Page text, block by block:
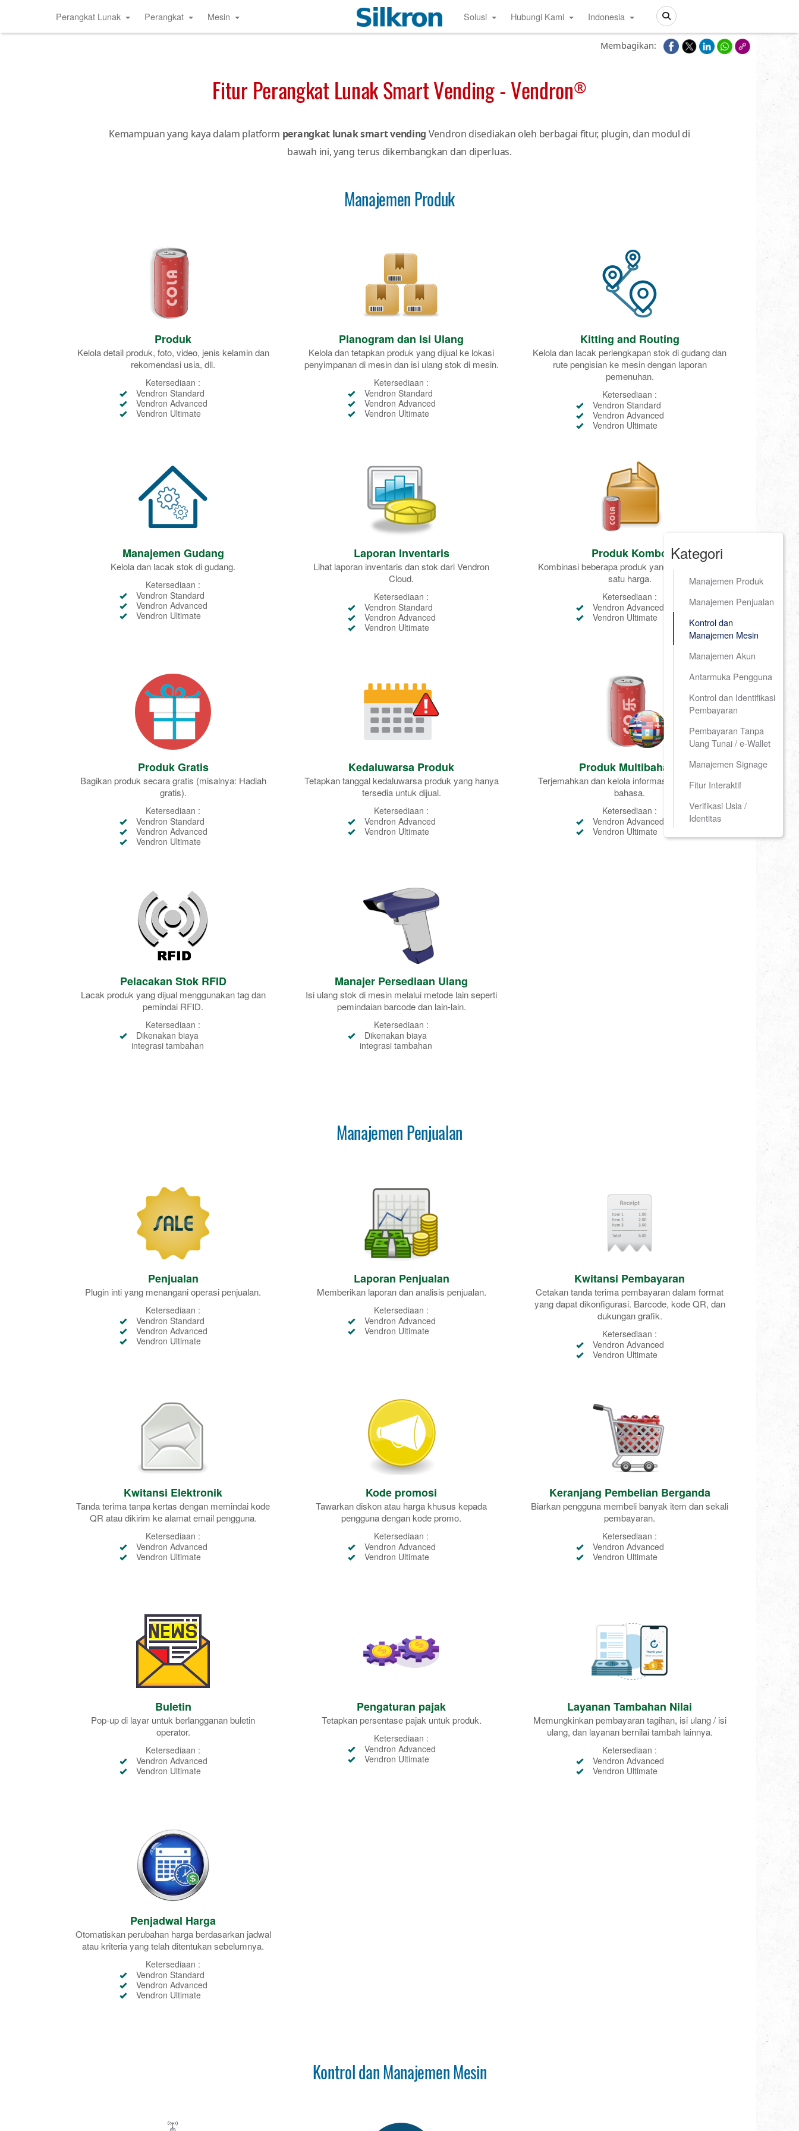
Search
Perangkat Lunak Perangkat Mesin Solusi Hubungi Kami Indonesia
Membagikan:
Kategori
Manajemen Produk
Manajemen Penjualan
Kontrol dan
Manajemen Mesin
Manajemen Akun
Antarmuka Pengguna
Kontrol dan Identifikasi
Pembayaran
Pembayaran Tanpa
Uang Tunai / e-Wallet
Manajemen Signage
Fitur Interaktif
Verifikasi Usia /
Identitas
Fitur Perangkat Lunak Smart Vending - Vendron®
Kemampuan yang kaya dalam platform perangkat lunak smart vending Vendron disediakan oleh berbagai fitur, plugin, dan modul di
bawah ini, yang terus dikembangkan dan diperluas.
Manajemen Produk
Produk
Kelola detail produk, foto, video, jenis kelamin dan
rekomendasi usia, dll.
Ketersediaan :
Vendron Standard
Vendron Advanced
Vendron Ultimate
Planogram dan Isi Ulang
Kelola dan tetapkan produk yang dijual ke lokasi
penyimpanan di mesin dan isi ulang stok di mesin.
Ketersediaan :
Vendron Standard
Vendron Advanced
Vendron Ultimate
Kitting and Routing
Kelola dan lacak perlengkapan stok di gudang dan
rute pengisian ke mesin dengan laporan
pemenuhan.
Ketersediaan :
Vendron Standard
Vendron Advanced
Vendron Ultimate
Manajemen Gudang
Kelola dan lacak stok di gudang.
Ketersediaan :
Vendron Standard
Vendron Advanced
Vendron Ultimate
Laporan Inventaris
Lihat laporan inventaris dan stok dari Vendron
Cloud.
Ketersediaan :
Vendron Standard
Vendron Advanced
Vendron Ultimate
Produk Kombo
Kombinasi beberapa produk yang dijual dengan
satu harga.
Ketersediaan :
Vendron Advanced
Vendron Ultimate
Produk Gratis
Bagikan produk secara gratis (misalnya: Hadiah
gratis).
Ketersediaan :
Vendron Standard
Vendron Advanced
Vendron Ultimate
Kedaluwarsa Produk
Tetapkan tanggal kedaluwarsa produk yang hanya
tersedia untuk dijual.
Ketersediaan :
Vendron Advanced
Vendron Ultimate
Produk Multibahasa
Terjemahkan dan kelola informasi produk multi-
bahasa.
Ketersediaan :
Vendron Advanced
Vendron Ultimate
Pelacakan Stok RFID
Lacak produk yang dijual menggunakan tag dan
pemindai RFID.
Ketersediaan :
Dikenakan biaya
integrasi tambahan
Manajer Persediaan Ulang
Isi ulang stok di mesin melalui metode lain seperti
pemindaian barcode dan lain-lain.
Ketersediaan :
Dikenakan biaya
integrasi tambahan
Manajemen Penjualan
Penjualan
Plugin inti yang menangani operasi penjualan.
Ketersediaan :
Vendron Standard
Vendron Advanced
Vendron Ultimate
Laporan Penjualan
Memberikan laporan dan analisis penjualan.
Ketersediaan :
Vendron Advanced
Vendron Ultimate
Kwitansi Pembayaran
Cetakan tanda terima pembayaran dalam format
yang dapat dikonfigurasi. Barcode, kode QR, dan
dukungan grafik.
Ketersediaan :
Vendron Advanced
Vendron Ultimate
Kwitansi Elektronik
Tanda terima tanpa kertas dengan memindai kode
QR atau dikirim ke alamat email pengguna.
Ketersediaan :
Vendron Advanced
Vendron Ultimate
Kode promosi
Tawarkan diskon atau harga khusus kepada
pengguna dengan kode promo.
Ketersediaan :
Vendron Advanced
Vendron Ultimate
Keranjang Pembelian Berganda
Biarkan pengguna membeli banyak item dan sekali
pembayaran.
Ketersediaan :
Vendron Advanced
Vendron Ultimate
Buletin
Pop-up di layar untuk berlangganan buletin
operator.
Ketersediaan :
Vendron Advanced
Vendron Ultimate
Pengaturan pajak
Tetapkan persentase pajak untuk produk.
Ketersediaan :
Vendron Advanced
Vendron Ultimate
Layanan Tambahan Nilai
Memungkinkan pembayaran tagihan, isi ulang / isi
ulang, dan layanan bernilai tambah lainnya.
Ketersediaan :
Vendron Advanced
Vendron Ultimate
Penjadwal Harga
Otomatiskan perubahan harga berdasarkan jadwal
atau kriteria yang telah ditentukan sebelumnya.
Ketersediaan :
Vendron Standard
Vendron Advanced
Vendron Ultimate
Kontrol dan Manajemen Mesin